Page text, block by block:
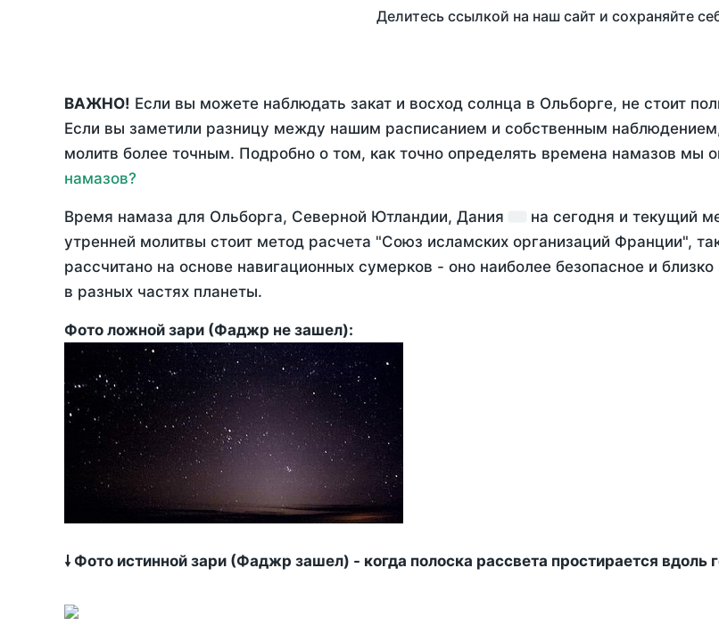
Делитесь ссылкой на наш сайт и сохраняйте
ВАЖНО! Если вы можете наблюдать закат и восход солнца в Ольборге, не стоит
Если вы заметили разницу между нашим расписанием и собственным
молитв более точным. Подробно о том, как точно определять времена намазов мы
намазов?
Время намаза для Ольборга, Северной Ютландии, Дания на сегодня и текущий
утренней молитвы стоит метод расчета "Союз исламских организаций Франции",
рассчитано на основе навигационных сумерков - оно наиболее безопасное и
в разных частях планеты.
Фото ложной зари (Фаджр не зашел):
🠗 Фото истинной зари (Фаджр зашел) - когда полоска рассвета простирается вдоль